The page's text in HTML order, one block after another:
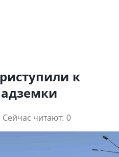
к
Сейчас читают: 0